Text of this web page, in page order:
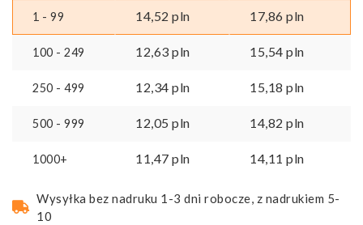
1 - 99 14,52 pln 17,86 pln
100 - 249 12,63 pln 15,54 pln
250 - 499 12,34 pln 15,18 pln
500 - 999 12,05 pln 14,82 pln
1000+ 11,47 pln 14,11 pln
Wysyłka bez nadruku 1-3 dni robocze, z nadrukiem 5-
10